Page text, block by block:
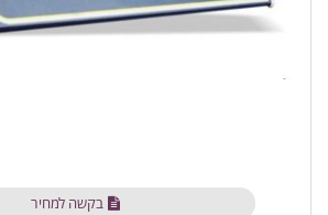
בקשה למחיר